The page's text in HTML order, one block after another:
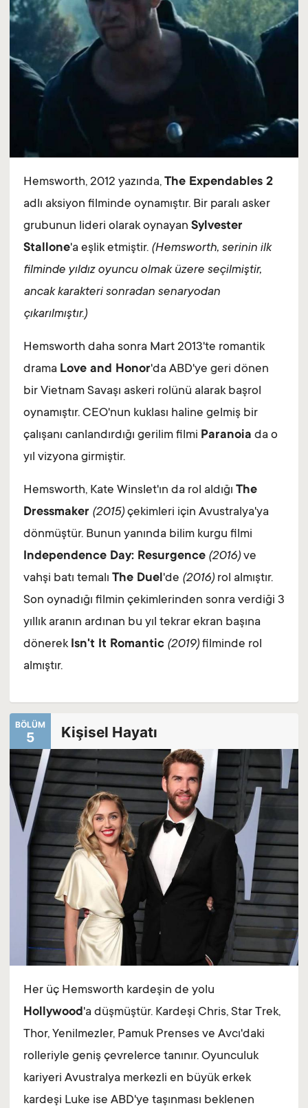
Hemsworth, 2012 yazında, The Expendables 2
adlı aksiyon filminde oynamıştır. Bir paralı asker
grubunun lideri olarak oynayan Sylvester
Stallone'a eşlik etmiştir. (Hemsworth, serinin ilk
filminde yıldız oyuncu olmak üzere seçilmiştir,
ancak karakteri sonradan senaryodan
çıkarılmıştır.)
Hemsworth daha sonra Mart 2013'te romantik
drama Love and Honor'da ABD'ye geri dönen
bir Vietnam Savaşı askeri rolünü alarak başrol
oynamıştır. CEO'nun kuklası haline gelmiş bir
çalışanı canlandırdığı gerilim filmi Paranoia da o
yıl vizyona girmiştir.
Hemsworth, Kate Winslet'ın da rol aldığı The
Dressmaker (2015)çekimleri için Avustralya'ya
dönmüştür. Bunun yanında bilim kurgu filmi
Independence Day: Resurgence (2016)ve
vahşi batı temalı The Duel'de (2016)rol almıştır.
Son oynadığı filmin çekimlerinden sonra verdiği 3
yıllık aranın ardınan bu yıl tekrar ekran başına
dönerek Isn't It Romantic (2019)filminde rol
almıştır.
BÖLÜM
5 Kişisel Hayatı
Her üç Hemsworth kardeşin de yolu
Hollywood'a düşmüştür. Kardeşi Chris, Star Trek,
Thor, Yenilmezler, Pamuk Prenses ve Avcı'daki
rolleriyle geniş çevrelerce tanınır. Oyunculuk
kariyeri Avustralya merkezli en büyük erkek
kardeşi Luke ise ABD'ye taşınması beklenen